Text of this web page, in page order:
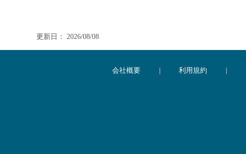
更新日： 2026/08/08
会社概要 利用規約